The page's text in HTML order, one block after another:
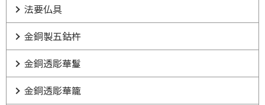
法要仏具
金銅製五鈷杵
金銅透彫華鬘
金銅透彫華籠